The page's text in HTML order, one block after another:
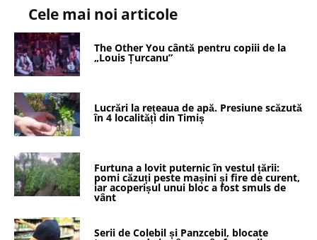
Cele mai noi articole
The Other You cântă pentru copiii de la
„Louis Țurcanu”
Lucrări la rețeaua de apă. Presiune scăzută
în 4 localități din Timiș
Furtuna a lovit puternic în vestul țării:
pomi căzuți peste mașini și fire de curent,
iar acoperișul unui bloc a fost smuls de
vânt
Serii de Colebil și Panzcebil, blocate